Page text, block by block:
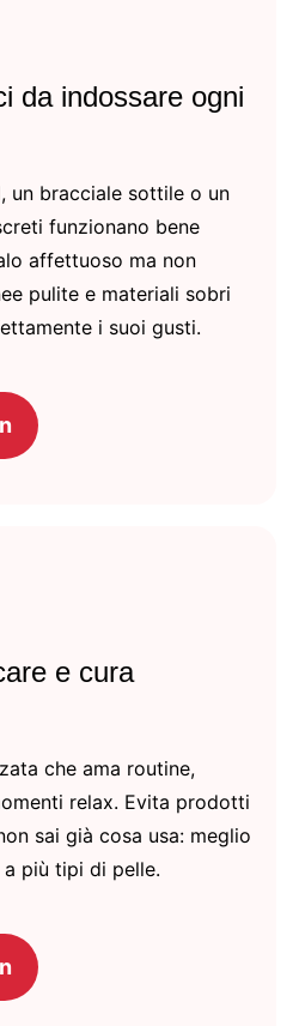
da indossare ogni
un bracciale sottile o un
funzionano bene
affettuoso ma non
pulite e materiali sobri
i suoi gusti.
e cura
che ama routine,
relax. Evita prodotti
sai già cosa usa: meglio
più tipi di pelle.